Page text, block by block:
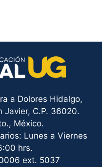
a Dolores Hidalgo,
Javier, C.P. 36020.
México.
Lunes a Viernes
hrs.
ext. 5037